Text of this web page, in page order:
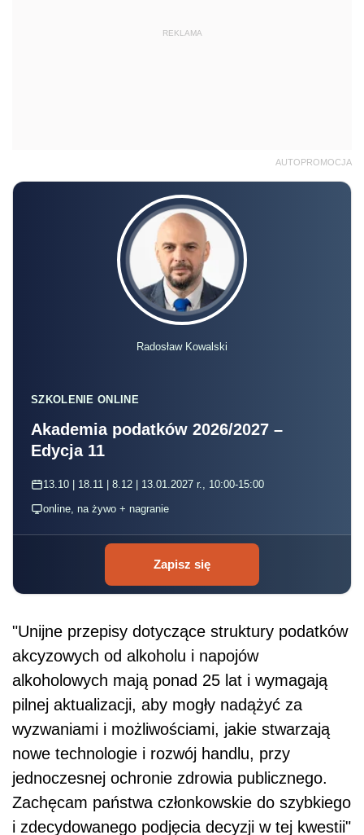
REKLAMA
AUTOPROMOCJA
Radosław Kowalski
SZKOLENIE ONLINE
Akademia podatków 2026/2027 –
Edycja 11
13.10 | 18.11 | 8.12 | 13.01.2027 r., 10:00-15:00
online, na żywo + nagranie
Zapisz się
"Unijne przepisy dotyczące struktury podatków
akcyzowych od alkoholu i napojów
alkoholowych mają ponad 25 lat i wymagają
pilnej aktualizacji, aby mogły nadążyć za
wyzwaniami i możliwościami, jakie stwarzają
nowe technologie i rozwój handlu, przy
jednoczesnej ochronie zdrowia publicznego.
Zachęcam państwa członkowskie do szybkiego
i zdecydowanego podjęcia decyzji w tej kwestii"